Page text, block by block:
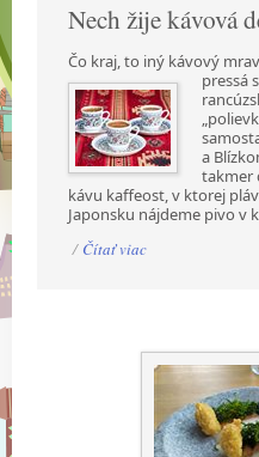
Nech žije kávová
Čo kraj, to iný kávový
pressá
a
takmer
kávu kaffeost, v ktorej
Japonsku nájdeme pivo v
/ Čítať viac